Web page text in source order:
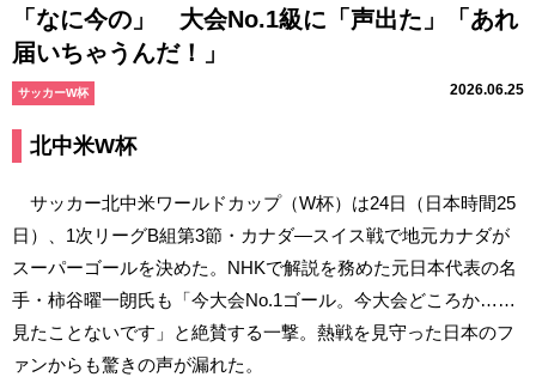
「なに今の」 大会No.1級に「声出た」「あれ
届いちゃうんだ！」
サッカーW杯 2026.06.25
北中米W杯
サッカー北中米ワールドカップ（W杯）は24日（日本時間25
日）、1次リーグB組第3節・カナダ―スイス戦で地元カナダが
スーパーゴールを決めた。NHKで解説を務めた元日本代表の名
手・柿谷曜一朗氏も「今大会No.1ゴール。今大会どころか……
見たことないです」と絶賛する一撃。熱戦を見守った日本のフ
ァンからも驚きの声が漏れた。